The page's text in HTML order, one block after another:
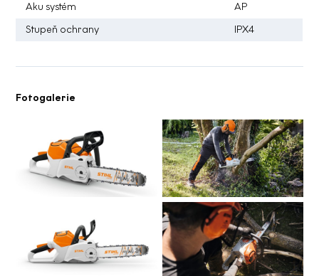
Aku systém
AP
Stupeň ochrany
IPX4
Fotogalerie